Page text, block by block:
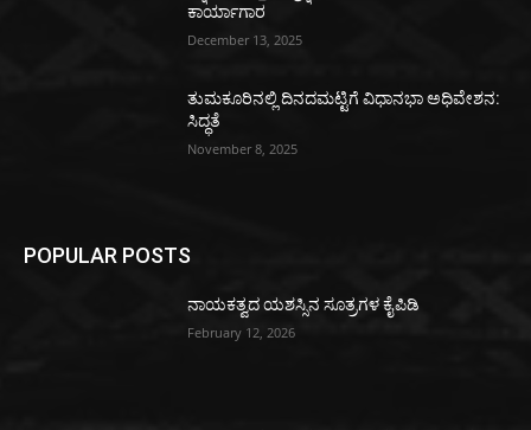
ಕಾರ್ಯಾಗಾರ
December 13, 2025
ತುಮಕೂರಿನಲ್ಲಿ ದಿನದಮಟ್ಟಿಗೆ ವಿಧಾನಭಾ ಅಧಿವೇಶನ:
ಸಿದ್ಧತೆ
November 8, 2025
POPULAR POSTS
ನಾಯಕತ್ವದ ಯಶಸ್ಸಿನ ಸೂತ್ರಗಳ ಕೈಪಿಡಿ
February 12, 2026